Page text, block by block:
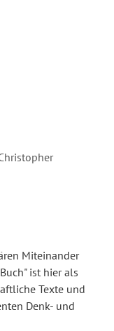
Miteinander
ist hier als
Texte und
Denk- und